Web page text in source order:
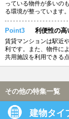
っている物件が多いの
る環境が整っています。
Point3 利便性の高
賃貸マンションは駅近
利です。また、物件に
共用施設を利用できる
その他の特集一覧
建物タイ